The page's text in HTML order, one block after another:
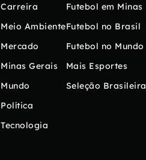
Carreira
Meio Ambiente
Mercado
Minas Gerais
Mundo
Política
Tecnologia
Futebol em Minas
Futebol no Brasil
Futebol no Mundo
Mais Esportes
Seleção Brasileira